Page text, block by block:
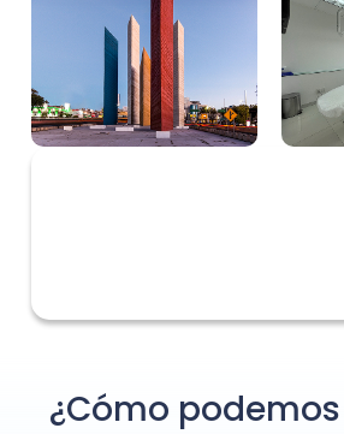
¿Cómo